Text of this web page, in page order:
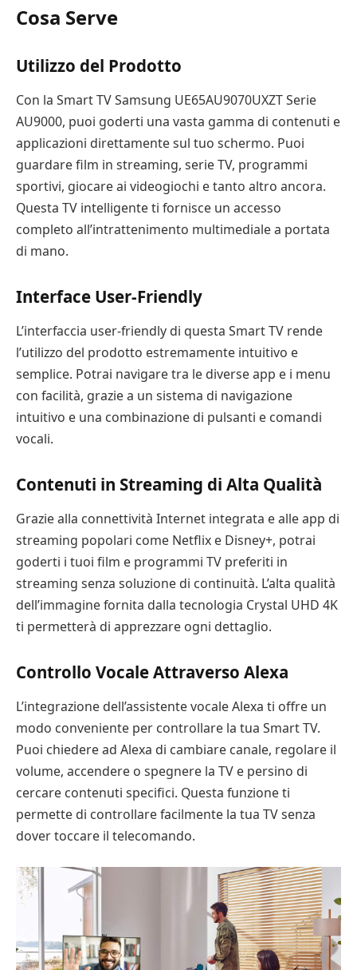
Cosa Serve
Utilizzo del Prodotto
Con la Smart TV Samsung UE65AU9070UXZT Serie
AU9000, puoi goderti una vasta gamma di contenuti e
applicazioni direttamente sul tuo schermo. Puoi
guardare film in streaming, serie TV, programmi
sportivi, giocare ai videogiochi e tanto altro ancora.
Questa TV intelligente ti fornisce un accesso
completo all’intrattenimento multimediale a portata
di mano.
Interface User-Friendly
L’interfaccia user-friendly di questa Smart TV rende
l’utilizzo del prodotto estremamente intuitivo e
semplice. Potrai navigare tra le diverse app e i menu
con facilità, grazie a un sistema di navigazione
intuitivo e una combinazione di pulsanti e comandi
vocali.
Contenuti in Streaming di Alta Qualità
Grazie alla connettività Internet integrata e alle app di
streaming popolari come Netflix e Disney+, potrai
goderti i tuoi film e programmi TV preferiti in
streaming senza soluzione di continuità. L’alta qualità
dell’immagine fornita dalla tecnologia Crystal UHD 4K
ti permetterà di apprezzare ogni dettaglio.
Controllo Vocale Attraverso Alexa
L’integrazione dell’assistente vocale Alexa ti offre un
modo conveniente per controllare la tua Smart TV.
Puoi chiedere ad Alexa di cambiare canale, regolare il
volume, accendere o spegnere la TV e persino di
cercare contenuti specifici. Questa funzione ti
permette di controllare facilmente la tua TV senza
dover toccare il telecomando.